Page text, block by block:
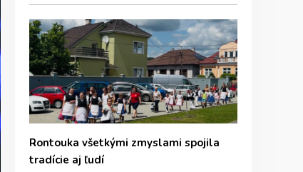
Rontouka všetkými zmyslami spojila
tradície aj ľudí